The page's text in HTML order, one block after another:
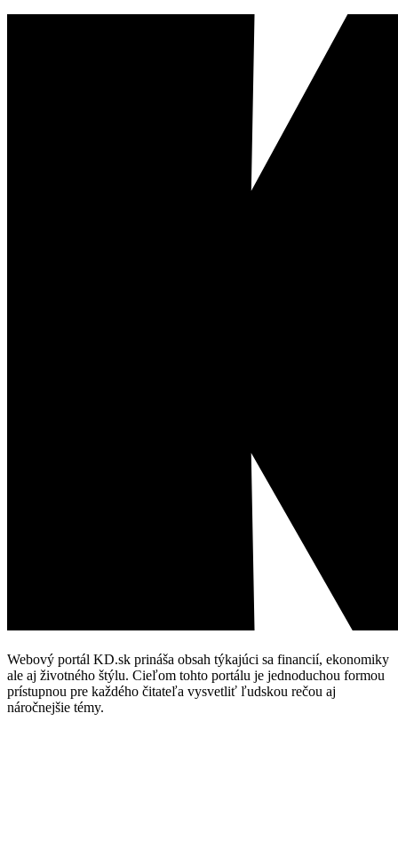
Webový portál KD.sk prináša obsah týkajúci sa financií, ekonomiky
ale aj životného štýlu. Cieľom tohto portálu je jednoduchou formou
prístupnou pre každého čitateľa vysvetliť ľudskou rečou aj
náročnejšie témy.